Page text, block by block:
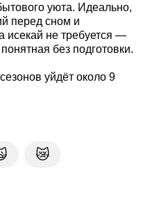
уюта. Идеально,
перед сном и
исекай не требуется —
без подготовки.
уйдёт около 9
😿